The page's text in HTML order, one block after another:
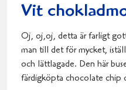
Vit
Oj, oj,oj, detta är farligt
man till det för mycket,
och lättlagade. Den här
färdigköpta chocolate chip